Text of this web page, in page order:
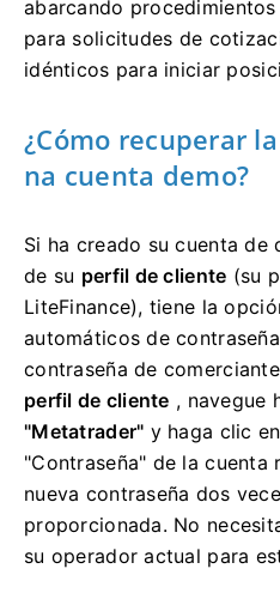
abarcando
para solicitudes de
idénticos para iniciar
¿Cómo recuperar
na cuenta demo?
Si ha creado su cuenta de
de su perfil de cliente (su
LiteFinance), tiene la
automáticos de
contraseña de
perfil de cliente , navegue
"Metatrader" y haga clic
"Contraseña" de la cuenta
nueva contraseña dos
proporcionada. No
su operador actual para